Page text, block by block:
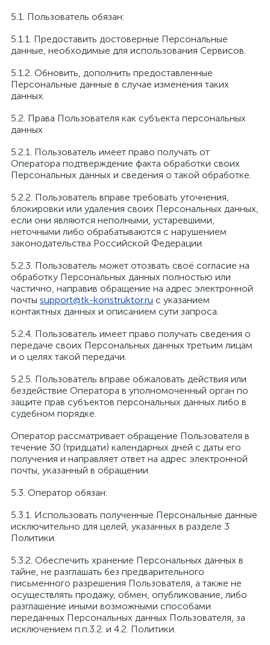
5.1. Пользователь обязан:
5.1.1. Предоставить достоверные Персональные
данные, необходимые для использования Сервисов.
5.1.2. Обновить, дополнить предоставленные
Персональные данные в случае изменения таких
данных.
5.2. Права Пользователя как субъекта персональных
данных
5.2.1. Пользователь имеет право получать от
Оператора подтверждение факта обработки своих
Персональных данных и сведения о такой обработке.
5.2.2. Пользователь вправе требовать уточнения,
блокировки или удаления своих Персональных данных,
если они являются неполными, устаревшими,
неточными либо обрабатываются с нарушением
законодательства Российской Федерации.
5.2.3. Пользователь может отозвать своё согласие на
обработку Персональных данных полностью или
частично, направив обращение на адрес электронной
почты support@tk-konstruktor.ru с указанием
контактных данных и описанием сути запроса.
5.2.4. Пользователь имеет право получать сведения о
передаче своих Персональных данных третьим лицам
и о целях такой передачи.
5.2.5. Пользователь вправе обжаловать действия или
бездействие Оператора в уполномоченный орган по
защите прав субъектов персональных данных либо в
судебном порядке.
Оператор рассматривает обращение Пользователя в
течение 30 (тридцати) календарных дней с даты его
получения и направляет ответ на адрес электронной
почты, указанный в обращении.
5.3. Оператор обязан:
5.3.1. Использовать полученные Персональные данные
исключительно для целей, указанных в разделе 3
Политики.
5.3.2. Обеспечить хранение Персональных данных в
тайне, не разглашать без предварительного
письменного разрешения Пользователя, а также не
осуществлять продажу, обмен, опубликование, либо
разглашение иными возможными способами
переданных Персональных данных Пользователя, за
исключением п.п.3.2. и 4.2. Политики.